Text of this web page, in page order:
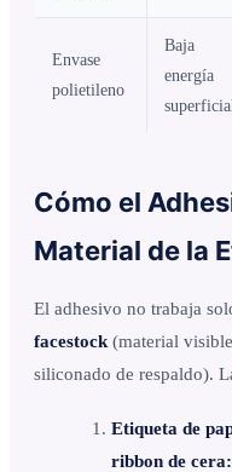
Envase
polietileno
Baja
energía
superficial
Cómo el
Material de la
El adhesivo no trabaja
facestock (material
siliconado de respaldo).
Etiqueta de
ribbon de cera: